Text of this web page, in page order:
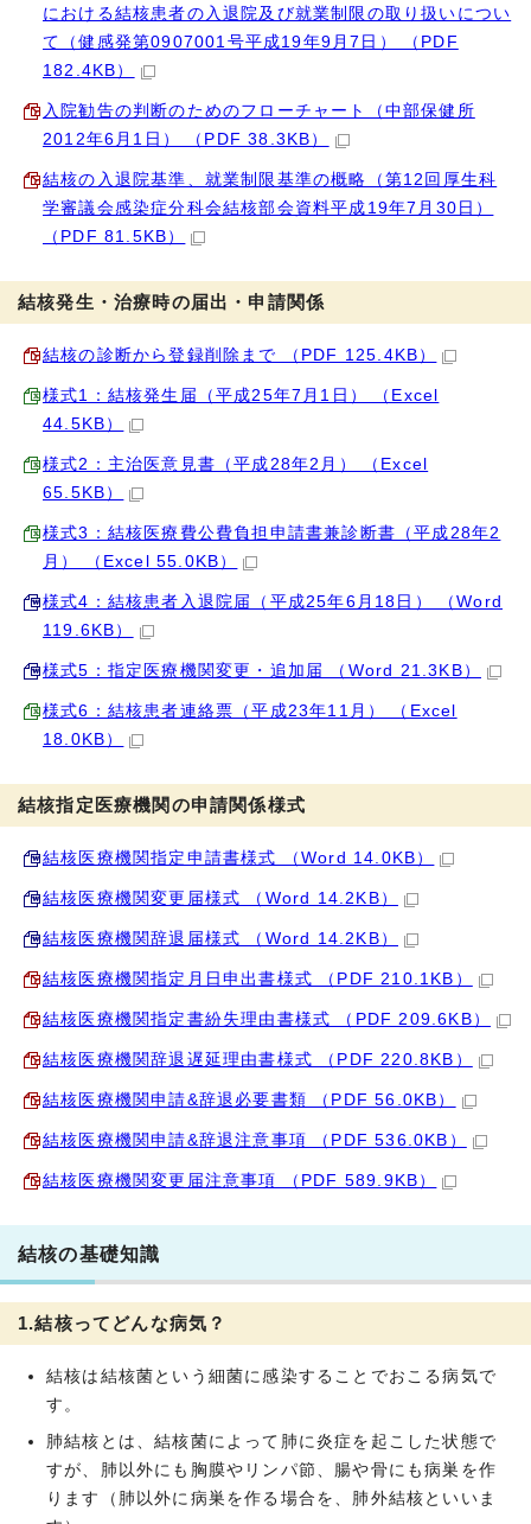
における結核患者の入退院及び就業制限の取り扱いについ
て（健感発第0907001号平成19年9月7日） （PDF
182.4KB）
入院勧告の判断のためのフローチャート（中部保健所
2012年6月1日） （PDF 38.3KB）
結核の入退院基準、就業制限基準の概略（第12回厚生科
学審議会感染症分科会結核部会資料平成19年7月30日）
（PDF 81.5KB）
結核発生・治療時の届出・申請関係
結核の診断から登録削除まで （PDF 125.4KB）
様式1：結核発生届（平成25年7月1日） （Excel
44.5KB）
様式2：主治医意見書（平成28年2月） （Excel
65.5KB）
様式3：結核医療費公費負担申請書兼診断書（平成28年2
月） （Excel 55.0KB）
様式4：結核患者入退院届（平成25年6月18日） （Word
119.6KB）
様式5：指定医療機関変更・追加届 （Word 21.3KB）
様式6：結核患者連絡票（平成23年11月） （Excel
18.0KB）
結核指定医療機関の申請関係様式
結核医療機関指定申請書様式 （Word 14.0KB）
結核医療機関変更届様式 （Word 14.2KB）
結核医療機関辞退届様式 （Word 14.2KB）
結核医療機関指定月日申出書様式 （PDF 210.1KB）
結核医療機関指定書紛失理由書様式 （PDF 209.6KB）
結核医療機関辞退遅延理由書様式 （PDF 220.8KB）
結核医療機関申請&辞退必要書類 （PDF 56.0KB）
結核医療機関申請&辞退注意事項 （PDF 536.0KB）
結核医療機関変更届注意事項 （PDF 589.9KB）
結核の基礎知識
1.結核ってどんな病気？
結核は結核菌という細菌に感染することでおこる病気で
す。
肺結核とは、結核菌によって肺に炎症を起こした状態で
すが、肺以外にも胸膜やリンパ節、腸や骨にも病巣を作
ります（肺以外に病巣を作る場合を、肺外結核といいま